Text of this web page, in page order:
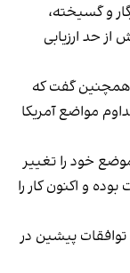
و گسیخته،
از حد ارزیابی
همچنین گفت که
مواضع آمریکا
خود را تغییر
و اکنون کار را
پیشین در